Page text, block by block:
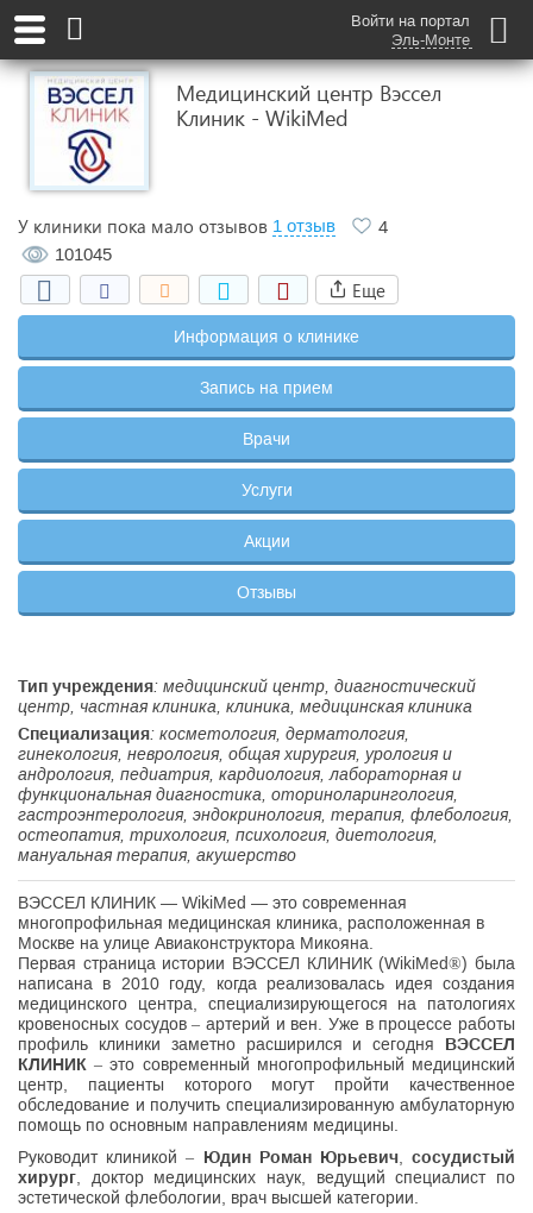
Войти на портал
Эль-Монте
Медицинский центр Вэссел
Клиник - WikiMed
У клиники пока мало отзывов 1 отзыв
4
101045
Еще
Информация о клинике
Запись на прием
Врачи
Услуги
Акции
Отзывы
Тип учреждения: медицинский центр, диагностический
центр, частная клиника, клиника, медицинская клиника
Специализация: косметология, дерматология,
гинекология, неврология, общая хирургия, урология и
андрология, педиатрия, кардиология, лабораторная и
функциональная диагностика, оториноларингология,
гастроэнтерология, эндокринология, терапия, флебология,
остеопатия, трихология, психология, диетология,
мануальная терапия, акушерство
ВЭССЕЛ КЛИНИК — WikiMed — это современная
многопрофильная медицинская клиника, расположенная в
Москве на улице Авиаконструктора Микояна.
Первая страница истории ВЭССЕЛ КЛИНИК (WikiMed®) была
написана в 2010 году, когда реализовалась идея создания
медицинского центра, специализирующегося на патологиях
кровеносных сосудов – артерий и вен. Уже в процессе работы
профиль клиники заметно расширился и сегодня ВЭССЕЛ
КЛИНИК – это современный многопрофильный медицинский
центр, пациенты которого могут пройти качественное
обследование и получить специализированную амбулаторную
помощь по основным направлениям медицины.
Руководит клиникой – Юдин Роман Юрьевич,сосудистый
хирург , доктор медицинских наук, ведущий специалист по
эстетической флебологии, врач высшей категории.